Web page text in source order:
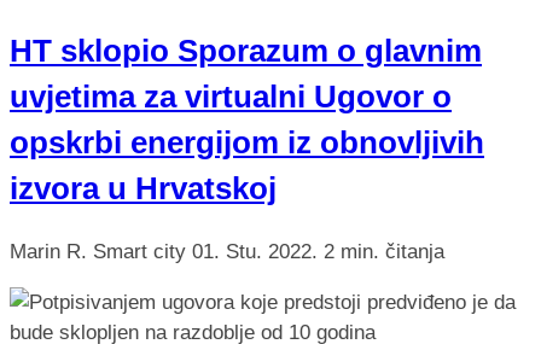
HT sklopio Sporazum o glavnim
uvjetima za virtualni Ugovor o
opskrbi energijom iz obnovljivih
izvora u Hrvatskoj
Marin R. Smart city 01. Stu. 2022. 2 min. čitanja